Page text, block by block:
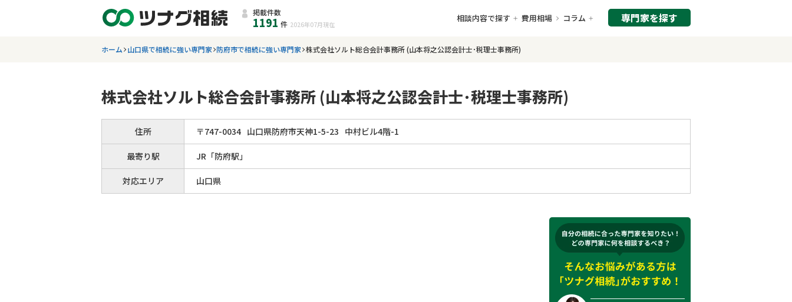
掲載件数
1191 件 2026年07月 現在
相談内容で探す 費用相場 コラム 専門家を探す
ホーム 山口県で相続に強い専門家 防府市で相続に強い専門家 株式会社ソルト総合会計事務所 (山本将之公認会計士･税理士事務所)
株式会社ソルト総合会計事務所 (山本将之公認会計士･税理士事務所)
住所 〒747-0034 山口県防府市天神1-5-23 中村ビル4階-1
最寄り駅 JR「防府駅」
対応エリア 山口県